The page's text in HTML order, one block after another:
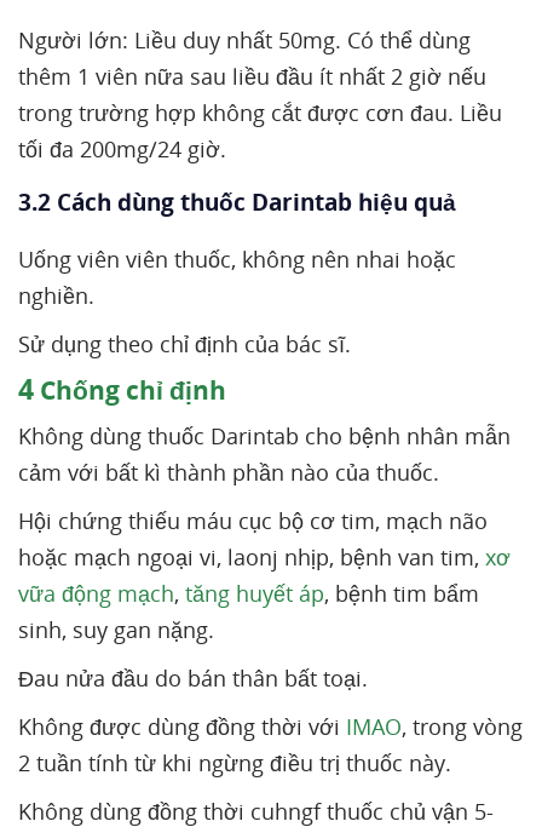
Người lớn: Liều duy nhất 50mg. Có thể dùng
thêm 1 viên nữa sau liều đầu ít nhất 2 giờ nếu
trong trường hợp không cắt được cơn đau. Liều
tối đa 200mg/24 giờ.
3.2 Cách dùng thuốc Darintab hiệu quả
Uống viên viên thuốc, không nên nhai hoặc
nghiền.
Sử dụng theo chỉ định của bác sĩ.
4 Chống chỉ định
Không dùng thuốc Darintab cho bệnh nhân mẫn
cảm với bất kì thành phần nào của thuốc.
Hội chứng thiếu máu cục bộ cơ tim, mạch não
hoặc mạch ngoại vi, laonj nhịp, bệnh van tim, xơ
vữa động mạch, tăng huyết áp, bệnh tim bẩm
sinh, suy gan nặng.
Đau nửa đầu do bán thân bất toại.
Không được dùng đồng thời với IMAO, trong vòng
2 tuần tính từ khi ngừng điều trị thuốc này.
Không dùng đồng thời cuhngf thuốc chủ vận 5-